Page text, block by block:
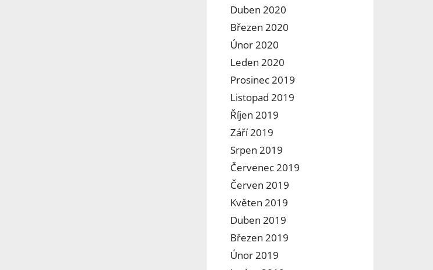
Duben 2020
Březen 2020
Únor 2020
Leden 2020
Prosinec 2019
Listopad 2019
Říjen 2019
Září 2019
Srpen 2019
Červenec 2019
Červen 2019
Květen 2019
Duben 2019
Březen 2019
Únor 2019